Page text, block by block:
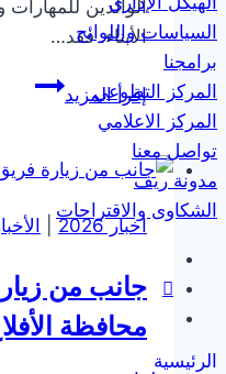
السياسات واللوائح
برامجنا
المركز التطوعي
المركز الاعلامي
تواصل معنا
مدونة ريف
الشكاوى والاقتراحات
الرئيسية
الوالدين للمهارات
الأبناء. فقد…
إقرأ المزيدتوقيع
لبرنامج
الوالدية
بدعم
من
اخبار 2026 |
جانب من
محافظة